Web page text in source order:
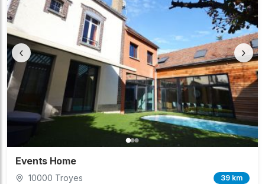
‹ ›
Events Home
10000 Troyes 39 km